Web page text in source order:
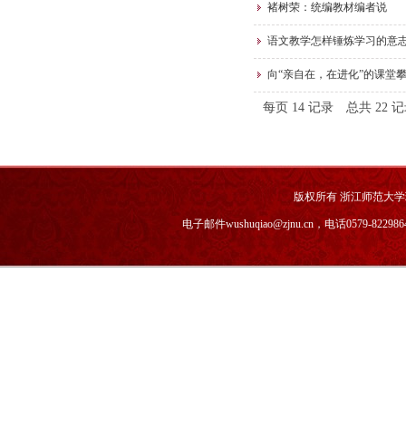
褚树荣：统编教材编者说
语文教学怎样锤炼学习的意
向“亲自在，在进化”的课堂
每页 14 记录 总共 22
版权所有 浙江师范大
电子邮件wushuqiao@zjnu.cn，电话0579-